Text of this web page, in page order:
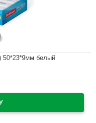
50*23*9мм белый